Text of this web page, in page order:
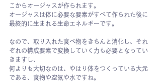
こからオージャスが作られます。
オージャスは体に必要な要素がすべて作られた後に
最終的に生まれる生命エネルギーです。
なので、取り入れた食べ物をきちんと消化し、それ
ぞれの構成要素で変換していく力も必要となってい
きますし、
何よりも大切なのは、やはり体をつくっている大元
である、食物や空気や水ですね。